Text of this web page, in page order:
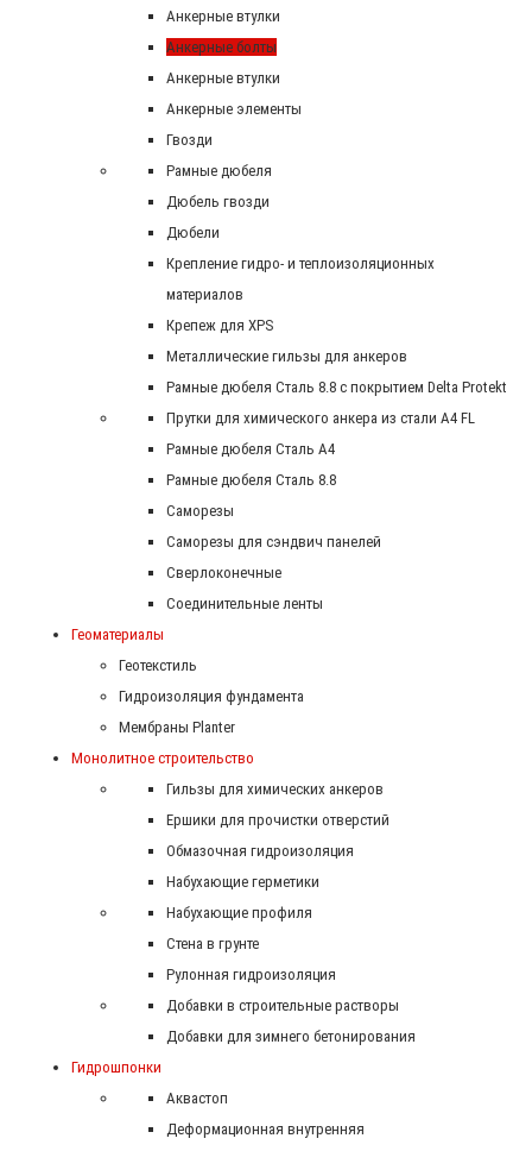
Анкерные втулки
Анкерные болты
Анкерные втулки
Анкерные элементы
Гвозди
Рамные дюбеля
Дюбель гвозди
Дюбели
Крепление гидро- и теплоизоляционных
материалов
Крепеж для XPS
Металлические гильзы для анкеров
Рамные дюбеля Сталь 8.8 с покрытием Delta Protekt
Прутки для химического анкера из стали А4 FL
Рамные дюбеля Сталь A4
Рамные дюбеля Сталь 8.8
Саморезы
Саморезы для сэндвич панелей
Сверлоконечные
Соединительные ленты
Геоматериалы
Геотекстиль
Гидроизоляция фундамента
Мембраны Planter
Монолитное строительство
Гильзы для химических анкеров
Ершики для прочистки отверстий
Обмазочная гидроизоляция
Набухающие герметики
Набухающие профиля
Стена в грунте
Рулонная гидроизоляция
Добавки в строительные растворы
Добавки для зимнего бетонирования
Гидрошпонки
Аквастоп
Деформационная внутренняя